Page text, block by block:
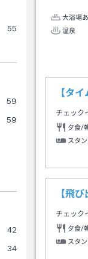
55
59
59
42
34
大浴場
温泉
【タ
チェック
夕食/
スタ
【飛
チェック
夕食/
スタ